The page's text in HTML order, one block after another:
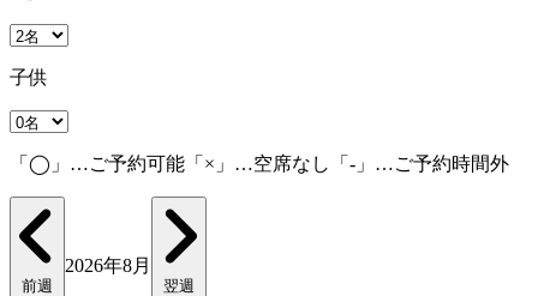
子供
「◯」…ご予約可能「×」…空席なし「-」…ご予約時間外
前週
2026年8月
翌週